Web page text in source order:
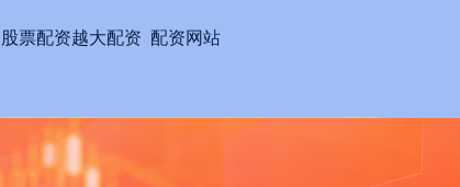
股票配资越大配资 配资网站